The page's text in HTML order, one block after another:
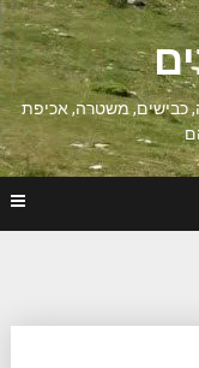
כבישים, משטרה, אכיפת